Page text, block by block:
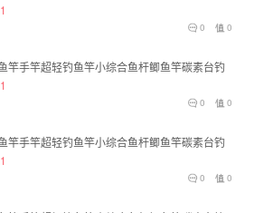
0
0
竿手竿超轻钓鱼竿小综合鱼杆鲫鱼竿碳素台钓
0
0
竿手竿超轻钓鱼竿小综合鱼杆鲫鱼竿碳素台钓
0
0